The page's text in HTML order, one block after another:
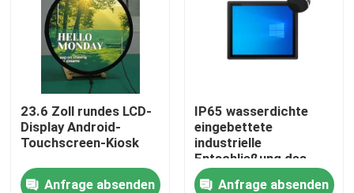
Startseite
Produkte
Videos
23.6 Zoll rundes LCD-
Display Android-
Touchscreen-Kiosk
Anfrage absenden
IP65 wasserdichte
eingebettete
industrielle
Entschließung des
Monitor-1920×1080
Anfrage absenden